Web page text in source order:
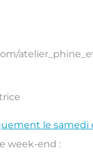
le samedi
week-end :